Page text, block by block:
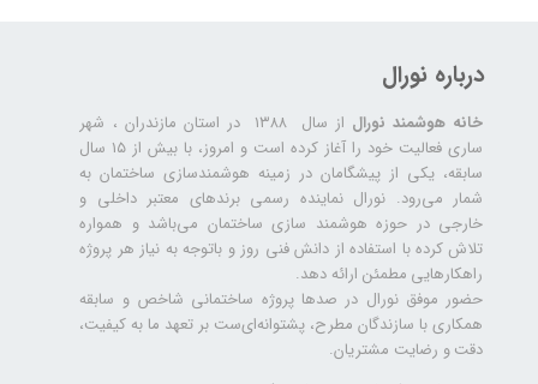
درباره نورال
خانه هوشمند نورال
از سال ۱۳۸۸ در استان مازندران ، شهر
ساری فعالیت خود را آغاز کرده است و امروز، با بیش از ۱۵ سال
سابقه، یکی از پیشگامان در زمینه هوشمندسازی ساختمان به
شمار می‌رود. نورال نماینده رسمی برندهای معتبر داخلی و
خارجی در حوزه هوشمند سازی ساختمان می‌باشد و همواره
تلاش کرده با استفاده از دانش فنی روز و باتوجه به نیاز هر پروژه
راهکارهایی مطمئن ارائه دهد.
حضور موفق نورال در صدها پروژه‌ ساختمانی شاخص و سابقه
همکاری با سازندگان مطرح، پشتوانه‌ای‌ست بر تعهد ما به کیفیت،
دقت و رضایت مشتریان.